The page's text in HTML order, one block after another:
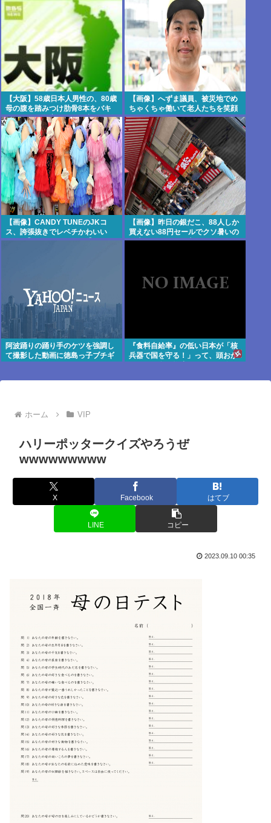
い」東名高速で「死の恐怖」約1.7
キロの追突！
【大阪】58歳日本人男性の、80歳
母の腹を踏みつけ肋骨8本をバキ
バキにして殺害。子供を産んだ結
末がこれなら少子化仕方ないね
【画像】へずま議員、被災地でめ
ちゃくちゃ働いて老人たちを笑顔
にしてしまうww
【画像】CANDY TUNEのJKコ
ス、誇張抜きでレベチかわいい
www 【Pickup08082959】
【画像】昨日の銀だこ、88人しか
買えない88円セールでクソ暑いの
に大行列をなす日本人がこれwww
阿波踊りの踊り手のケツを強調し
て撮影した動画に徳島っ子ブチギ
『食料自給率』の低い日本が「核
兵器で国を守る！」って、頭おか
ホーム VIP
ハリーポッタークイズやろうぜ
wwwwwwwww
X Facebook はてブ
LINE コピー
2023.09.10 00:35